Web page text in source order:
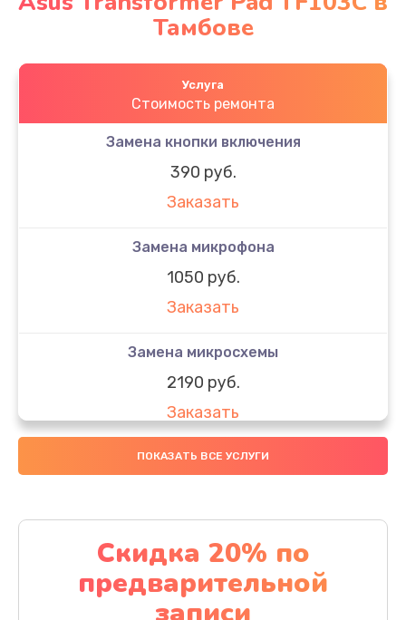
Тамбове
Услуга
Стоимость ремонта
Замена кнопки включения
390 руб.
Заказать
Замена микрофона
1050 руб.
Заказать
Замена микросхемы
2190 руб.
Заказать
Замена передней камеры
Заказать
Замена полифонического динамика
390 руб.
ПОКАЗАТЬ ВСЕ УСЛУГИ
Скидка 20% по
предварительной